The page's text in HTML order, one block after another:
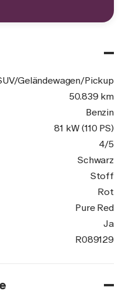
Geländewagen/Pickup
50.839 km
Benzin
81 kW (110 PS)
4/5
Schwarz
Stoff
Rot
Pure Red
Ja
R089129